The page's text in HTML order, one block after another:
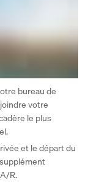
bureau de
votre
le plus
et le départ du
R.